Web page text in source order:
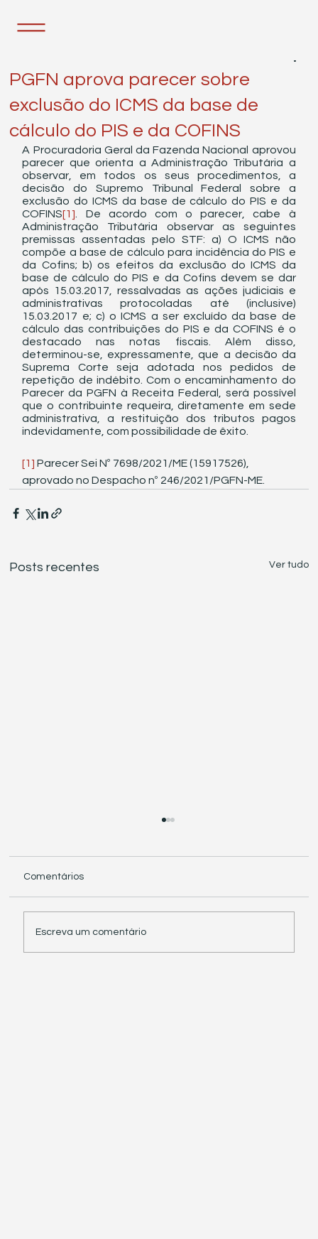
PGFN aprova parecer sobre
exclusão do ICMS da base de
cálculo do PIS e da COFINS
A Procuradoria Geral da Fazenda Nacional aprovou
parecer que orienta a Administração Tributária a
observar, em todos os seus procedimentos, a
decisão do Supremo Tribunal Federal sobre a
exclusão do ICMS da base de cálculo do PIS e da
COFINS[1] . De acordo com o parecer, cabe à
Administração Tributária observar as seguintes
premissas assentadas pelo STF: a) O ICMS não
compõe a base de cálculo para incidência do PIS e
da Cofins; b) os efeitos da exclusão do ICMS da
base de cálculo do PIS e da Cofins devem se dar
após 15.03.2017, ressalvadas as ações judiciais e
administrativas protocoladas até (inclusive)
15.03.2017 e; c) o ICMS a ser excluído da base de
cálculo das contribuições do PIS e da COFINS é o
destacado nas notas fiscais. Além disso,
determinou-se, expressamente, que a decisão da
Suprema Corte seja adotada nos pedidos de
repetição de indébito. Com o encaminhamento do
Parecer da PGFN à Receita Federal, será possível
que o contribuinte requeira, diretamente em sede
administrativa, a restituição dos tributos pagos
indevidamente, com possibilidade de êxito.
[1] Parecer Sei Nº 7698/2021/ME (15917526),
aprovado no Despacho nº 246/2021/PGFN-ME.
Posts recentes Ver tudo
Comentários
Escreva um comentário